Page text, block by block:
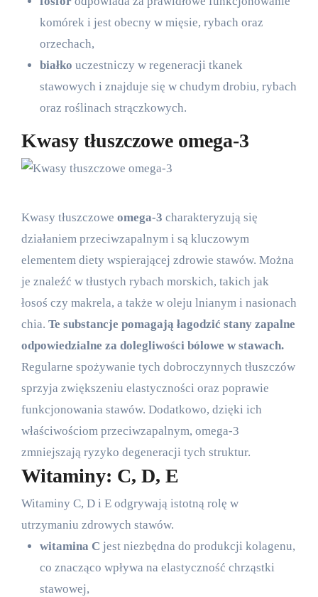
komórek i jest obecny w mięsie, rybach oraz
orzechach,
białko uczestniczy w regeneracji tkanek
stawowych i znajduje się w chudym drobiu, rybach
oraz roślinach strączkowych.
Kwasy tłuszczowe omega-3
Kwasy tłuszczowe omega-3 charakteryzują się
działaniem przeciwzapalnym i są kluczowym
elementem diety wspierającej zdrowie stawów. Można
je znaleźć w tłustych rybach morskich, takich jak
łosoś czy makrela, a także w oleju lnianym i nasionach
chia. Te substancje pomagają łagodzić stany zapalne
odpowiedzialne za dolegliwości bólowe w stawach.
Regularne spożywanie tych dobroczynnych tłuszczów
sprzyja zwiększeniu elastyczności oraz poprawie
funkcjonowania stawów. Dodatkowo, dzięki ich
właściwościom przeciwzapalnym, omega-3
zmniejszają ryzyko degeneracji tych struktur.
Witaminy: C, D, E
Witaminy C, D i E odgrywają istotną rolę w
utrzymaniu zdrowych stawów.
witamina C jest niezbędna do produkcji kolagenu,
co znacząco wpływa na elastyczność chrząstki
stawowej,